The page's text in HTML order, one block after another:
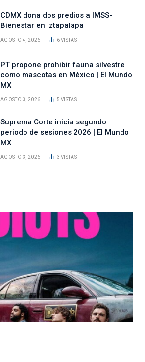
CDMX dona dos predios a IMSS-
Bienestar en Iztapalapa
AGOSTO 4, 2026 6VISTAS
PT propone prohibir fauna silvestre
como mascotas en México | El Mundo
MX
AGOSTO 3, 2026 5VISTAS
Suprema Corte inicia segundo
periodo de sesiones 2026 | El Mundo
MX
AGOSTO 3, 2026 3VISTAS